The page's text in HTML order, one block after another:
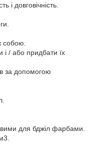
і довговічність.
собою.
/ або придбати їх
за допомогою
для бджіл фарбами.